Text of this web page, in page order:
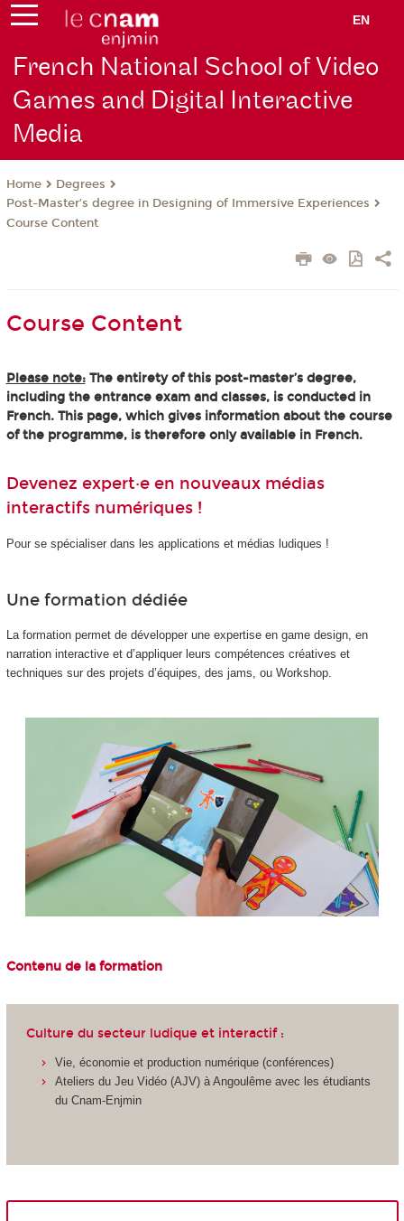
EN
French National School of Video
Games and Digital Interactive
Media
Home
Degrees
Post-Master’s degree in Designing of Immersive Experiences
Course Content
Course Content
Please note:The entirety of this post-master’s degree,
including the entrance exam and classes, is conducted in
French. This page, which gives information about the course
of the programme, is therefore only available in French.
Devenez expert·e en nouveaux médias
interactifs numériques !
Pour se spécialiser dans les applications et médias ludiques !
Une formation dédiée
La formation permet de développer une expertise en game design, en
narration interactive et d’appliquer leurs compétences créatives et
techniques sur des projets d’équipes, des jams, ou Workshop.
Contenu de la formation
Culture du secteur ludique et interactif :
Vie, économie et production numérique (conférences)
Ateliers du Jeu Vidéo (AJV) à Angoulême avec les étudiants
du Cnam-Enjmin